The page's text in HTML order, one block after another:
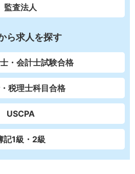
監査法人
ら求人を探す
・会計士試験合格
税理士科目合格
USCPA
記1級・2級